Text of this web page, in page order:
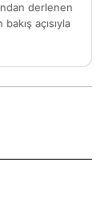
derlenen
açısıyla